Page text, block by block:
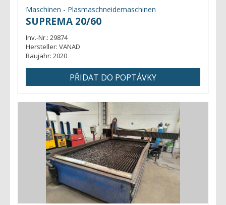
Maschinen - Plasmaschneidemaschinen
SUPREMA 20/60
Inv.-Nr.: 29874
Hersteller: VANAD
Baujahr: 2020